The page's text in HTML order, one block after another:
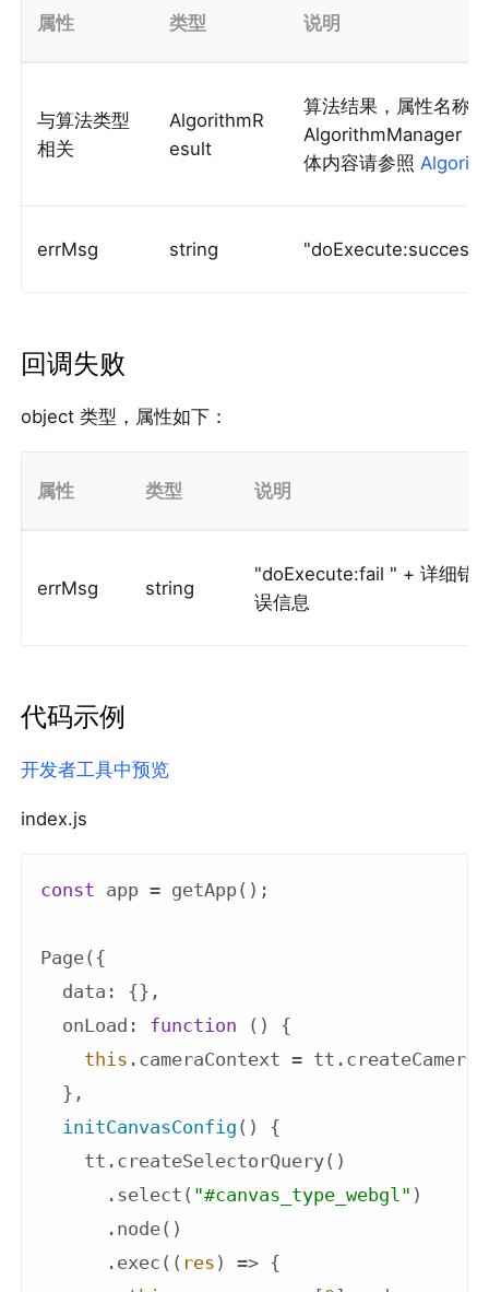
属性 类型 说明
与算法类型
相关
AlgorithmR
esult
算法结果，属性名称
AlgorithmManager
体内容请参照
errMsg string "doExecute:success"
回调失败
object 类型，属性如下：
属性 类型 说明
errMsg string
"doExecute:fail " + 详细错
误信息
代码示例
开发者工具中预览
index.js
const app = getApp();
Page({
data : {},
onLoad : function ( ) {
this .cameraContext =
  },
initCanvasConfig ( )
{
    tt.createSelectorQuery()
      .select(
"#canvas_type_webgl" )
      .node()
      .exec(
( res ) => {